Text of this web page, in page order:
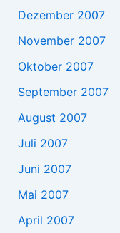
Dezember 2007
November 2007
Oktober 2007
September 2007
August 2007
Juli 2007
Juni 2007
Mai 2007
April 2007